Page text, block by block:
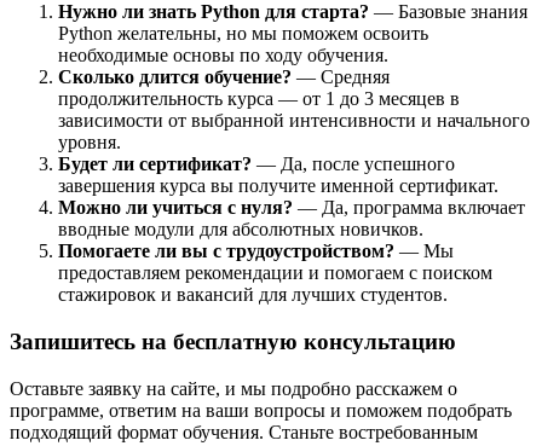
Нужно ли знать Python для старта? — Базовые знания
Python желательны, но мы поможем освоить
необходимые основы по ходу обучения.
Сколько длится обучение? — Средняя
продолжительность курса — от 1 до 3 месяцев в
зависимости от выбранной интенсивности и начального
уровня.
Будет ли сертификат? — Да, после успешного
завершения курса вы получите именной сертификат.
Можно ли учиться с нуля? — Да, программа включает
вводные модули для абсолютных новичков.
Помогаете ли вы с трудоустройством? — Мы
предоставляем рекомендации и помогаем с поиском
стажировок и вакансий для лучших студентов.
Запишитесь на бесплатную консультацию
Оставьте заявку на сайте, и мы подробно расскажем о
программе, ответим на ваши вопросы и поможем подобрать
подходящий формат обучения. Станьте востребованным